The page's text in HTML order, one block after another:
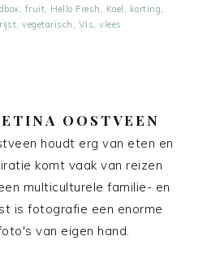
, fruit, Hello Fresh , Koel , korting,
rijst,vegetarisch , Vis,vlees
OOSTVEEN
houdt erg van eten en
komt vaak van reizen
multiculturele familie- en
is fotografie een enorme
van eigen hand.